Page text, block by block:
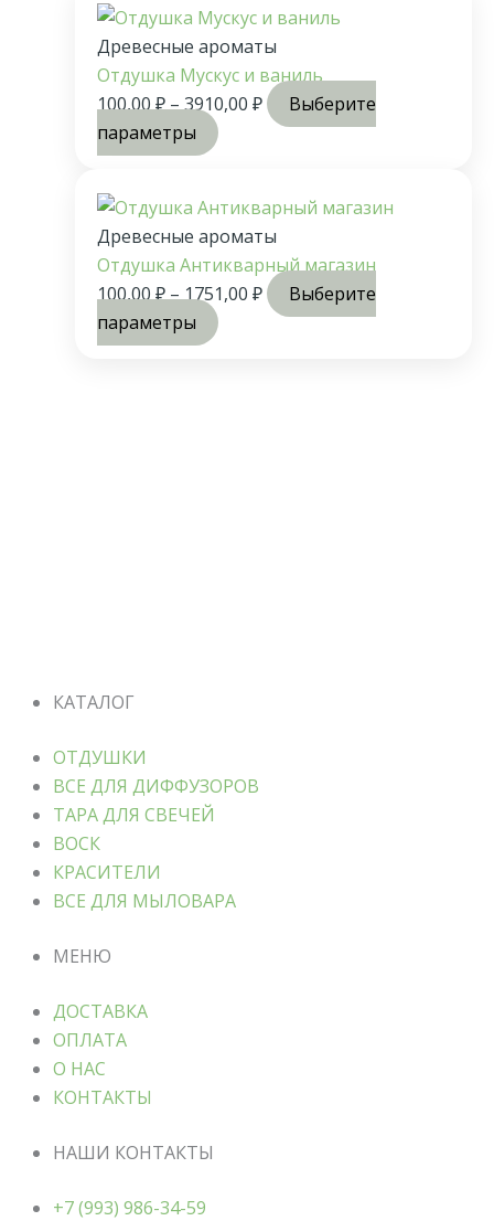
Древесные ароматы
Отдушка Мускус и ваниль
100,00₽–3910,00 ₽
Выберите
параметры
Древесные ароматы
Отдушка Антикварный магазин
100,00₽–1751,00 ₽
Выберите
параметры
КАТАЛОГ
ОТДУШКИ
ВСЕ ДЛЯ ДИФФУЗОРОВ
ТАРА ДЛЯ СВЕЧЕЙ
ВОСК
КРАСИТЕЛИ
ВСЕ ДЛЯ МЫЛОВАРА
МЕНЮ
ДОСТАВКА
ОПЛАТА
О НАС
КОНТАКТЫ
НАШИ КОНТАКТЫ
+7 (993) 986-34-59